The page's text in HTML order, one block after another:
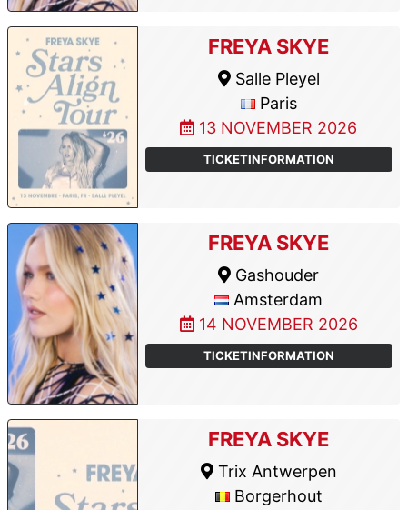
FREYA SKYE
Salle Pleyel
Paris
13 NOVEMBER 2026
TICKETINFORMATION
FREYA SKYE
Gashouder
Amsterdam
14 NOVEMBER 2026
TICKETINFORMATION
FREYA SKYE
Trix Antwerpen
Borgerhout